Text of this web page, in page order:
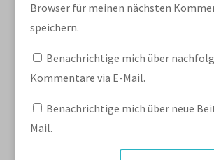
Browser für meinen nächsten
speichern.
Benachrichtige mich über
Kommentare via E-Mail.
Benachrichtige mich über neue
Mail.